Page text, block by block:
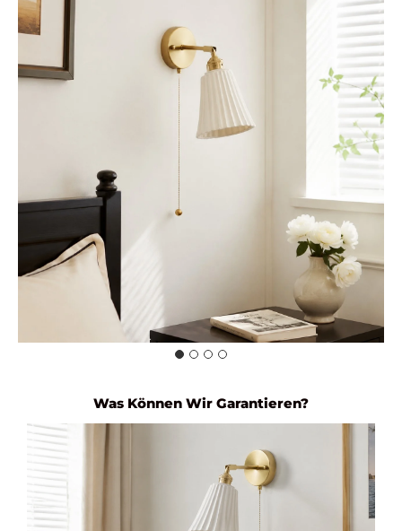
Was Können Wir Garantieren?